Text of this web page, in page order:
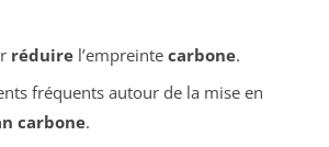
réduirel’empreinte carbone.
fréquents autour de la mise en
carbone.